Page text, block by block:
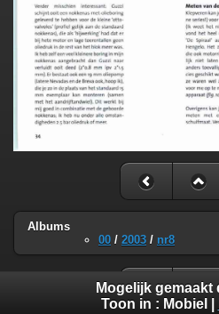
Albums
00 / 2003 / nr8
Mogelijk gemaakt
Toon in : Mobiel